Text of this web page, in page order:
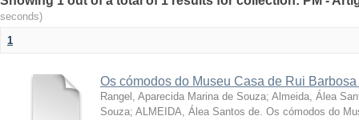
seconds)
1
Os cómodos do Museu Casa de Rui
Rangel, Aparecida Marina de Souza; Almeida, Álea
Souza; ALMEIDA, Álea Santos de. Os cómodos do